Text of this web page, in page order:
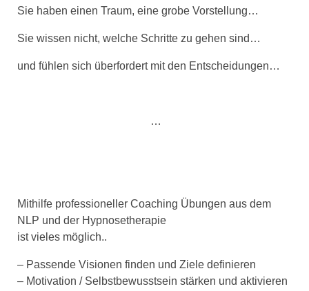
Sie haben einen Traum, eine grobe Vorstellung…
Sie wissen nicht, welche Schritte zu gehen sind…
und fühlen sich überfordert mit den Entscheidungen…
…
Mithilfe professioneller Coaching Übungen aus dem
NLP und der Hypnosetherapie
ist vieles möglich..
– Passende Visionen finden und Ziele definieren
– Motivation / Selbstbewusstsein stärken und aktivieren